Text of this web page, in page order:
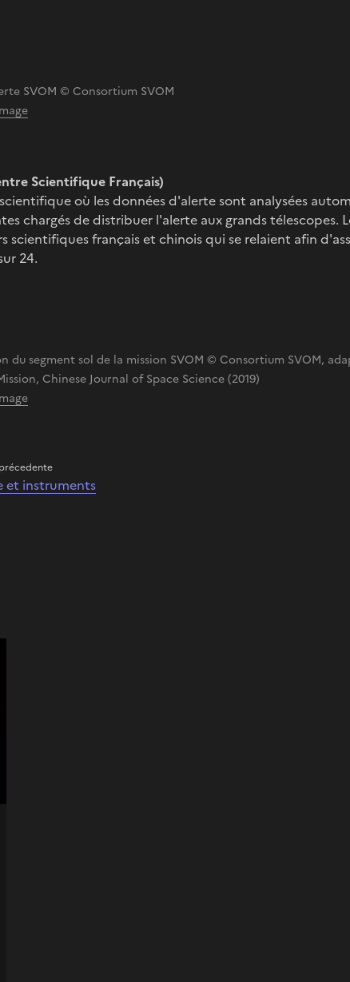
SVOM © Consortium SVOM
Scientifique Français)
où les données d'alerte sont analysées
chargés de distribuer l'alerte aux grands télescopes.
scientifiques français et chinois qui se relaient afin
24.
du segment sol de la mission SVOM © Consortium SVOM,
Chinese Journal of Space Science (2019)
et instruments